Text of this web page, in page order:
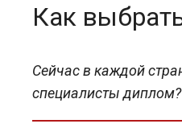
Как
Сейчас в каждой
специалисты